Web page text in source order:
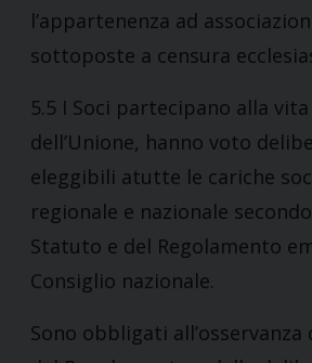
l’appartenenza ad
sottoposte a censura
5.5 I Soci partecipano alla
dell’Unione, hanno voto
eleggibili atutte le cariche
regionale e nazionale
Statuto e del Regolamento
Consiglio nazionale.
Sono obbligati